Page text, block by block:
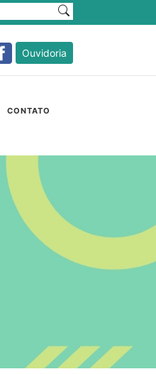
Ouvidoria
CONTATO